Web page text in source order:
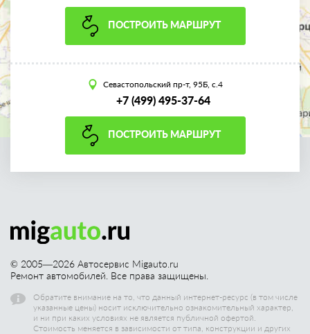
ПОСТРОИТЬ МАРШРУТ
Севастопольский пр-т, 95Б, с.4
+7 (499) 495-37-64
ПОСТРОИТЬ МАРШРУТ
© 2005—2026 Автосервис Migauto.ru
Ремонт автомобилей. Все права защищены.
Обратите внимание на то, что данный интернет-ресурс (в том числе
указанные цены) носит исключительно ознакомительный характер,
и ни при каких условиях не является публичной офертой.
Стоимость меняется в зависимости от типа, конструкции и других